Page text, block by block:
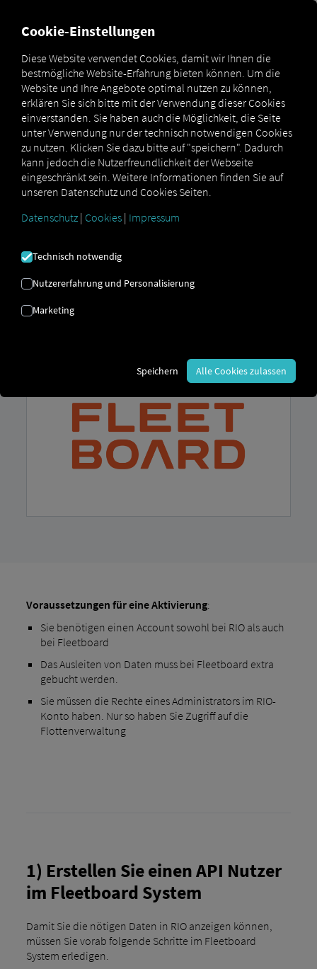
Marketplace Connectors
Fleetboard
Connect
Schritt-für-
Schritt
Anleitung:
Fleetboard-
Telematik mit
RIO verbinden
FLEETBOARD
ONBOARDING
Schritt-für-Schritt Anleitung um Ihre
Voraussetzungen für eine Aktivierung:
Sie benötigen einen Account sowohl bei RIO als auch
bei Fleetboard
Das Ausleiten von Daten muss bei Fleetboard extra
gebucht werden.
Sie müssen die Rechte eines Administrators im RIO-
Konto haben. Nur so haben Sie Zugriff auf die
Flottenverwaltung
1) Erstellen Sie einen API Nutzer
im Fleetboard System
Damit Sie die nötigen Daten in RIO anzeigen können,
müssen Sie vorab folgende Schritte im Fleetboard
System erledigen.
Cookie-Einstellungen
Diese Website verwendet Cookies, damit wir Ihnen die
bestmögliche Website-Erfahrung bieten können. Um die
Website und Ihre Angebote optimal nutzen zu können,
erklären Sie sich bitte mit der Verwendung dieser Cookies
einverstanden. Sie haben auch die Möglichkeit, die Seite
unter Verwendung nur der technisch notwendigen Cookies
zu nutzen. Klicken Sie dazu bitte auf "speichern". Dadurch
kann jedoch die Nutzerfreundlichkeit der Webseite
eingeschränkt sein. Weitere Informationen finden Sie auf
unseren Datenschutz und Cookies Seiten.
Datenschutz | Cookies | Impressum
Technisch notwendig
Nutzererfahrung und Personalisierung
Marketing
Speichern Alle Cookies zulassen